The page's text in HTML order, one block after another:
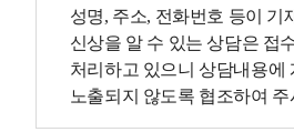
성명, 주소, 전화번호 등이 기
신상을 알 수 있는 상담은 접
처리하고 있으니 상담내용에
노출되지 않도록 협조하여